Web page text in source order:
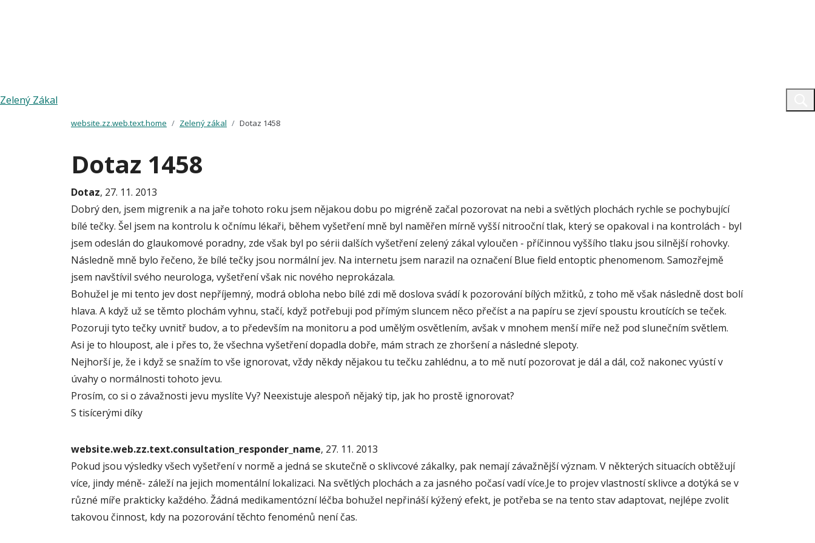
Zelený Zákal
website.zz.web.text.home Zelený zákal Dotaz 1458
Dotaz 1458
Dotaz, 27. 11. 2013
Dobrý den, jsem migrenik a na jaře tohoto roku jsem nějakou dobu po migréně začal pozorovat na nebi a světlých plochách rychle se pochybující
bílé tečky. Šel jsem na kontrolu k očnímu lékaři, během vyšetření mně byl naměřen mírně vyšší nitrooční tlak, který se opakoval i na kontrolách - byl
jsem odeslán do glaukomové poradny, zde však byl po sérii dalších vyšetření zelený zákal vyloučen - příčinnou vyššího tlaku jsou silnější rohovky.
Následně mně bylo řečeno, že bílé tečky jsou normální jev. Na internetu jsem narazil na označení Blue field entoptic phenomenom. Samozřejmě
jsem navštívil svého neurologa, vyšetření však nic nového neprokázala.
Bohužel je mi tento jev dost nepříjemný, modrá obloha nebo bílé zdi mě doslova svádí k pozorování bílých mžitků, z toho mě však následně dost bolí
hlava. A když už se těmto plochám vyhnu, stačí, když potřebuji pod přímým sluncem něco přečíst a na papíru se zjeví spoustu kroutících se teček.
Pozoruji tyto tečky uvnitř budov, a to především na monitoru a pod umělým osvětlením, avšak v mnohem menší míře než pod slunečním světlem.
Asi je to hloupost, ale i přes to, že všechna vyšetření dopadla dobře, mám strach ze zhoršení a následné slepoty.
Nejhorší je, že i když se snažím to vše ignorovat, vždy někdy nějakou tu tečku zahlédnu, a to mě nutí pozorovat je dál a dál, což nakonec vyústí v
úvahy o normálnosti tohoto jevu.
Prosím, co si o závažnosti jevu myslíte Vy? Neexistuje alespoň nějaký tip, jak ho prostě ignorovat?
S tisícerými díky
website.web.zz.text.consultation_responder_name, 27. 11. 2013
Pokud jsou výsledky všech vyšetření v normě a jedná se skutečně o sklivcové zákalky, pak nemají závažnější význam. V některých situacích obtěžují
více, jindy méně- záleží na jejich momentální lokalizaci. Na světlých plochách a za jasného počasí vadí více.Je to projev vlastností sklivce a dotýká se v
různé míře prakticky každého. Žádná medikamentózní léčba bohužel nepřináší kýžený efekt, je potřeba se na tento stav adaptovat, nejlépe zvolit
takovou činnost, kdy na pozorování těchto fenoménů není čas.